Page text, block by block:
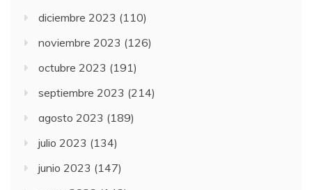
diciembre 2023 (110)
noviembre 2023 (126)
octubre 2023 (191)
septiembre 2023 (214)
agosto 2023 (189)
julio 2023 (134)
junio 2023 (147)